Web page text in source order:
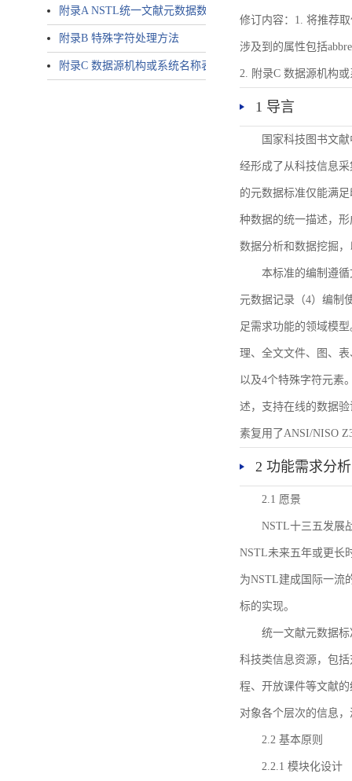
附录A NSTL统一文献元数据数据唯一标识符规则
附录B 特殊字符处理方法
附录C 数据源机构或系统名称表
修订内容：1. 将推荐
涉及到的属性包括
2. 附录C 数据源机构或
1 导言
国家科技图书文
经形成了从科技信息
的元数据标准仅能满
种数据的统一描述，
数据分析和数据挖掘
本标准的编制遵
元数据记录（4）编制
足需求功能的领域模
理、全文文件、图、
以及4个特殊字符元素
述，支持在线的数据
素复用了ANSI/NISO
2 功能需求分析
2.1 愿景
NSTL十三五发展
NSTL未来五年或更长
为NSTL建成国际一流
标的实现。
统一文献元数据
科技类信息资源，包
程、开放课件等文献
对象各个层次的信息
2.2 基本原则
2.2.1 模块化设计